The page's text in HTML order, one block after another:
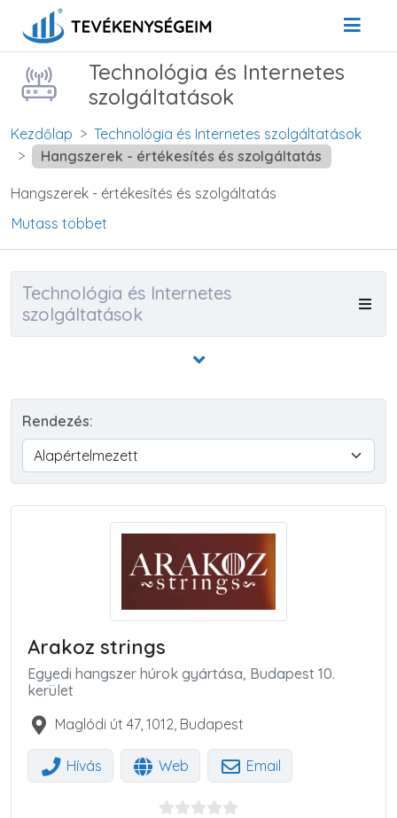
Technológia és Internetes
szolgáltatások
Kezdőlap
Technológia és Internetes szolgáltatások
Hangszerek - értékesítés és szolgáltatás
Hangszerek - értékesítés és szolgáltatás
Mutass többet
Technológia és Internetes
szolgáltatások
Rendezés:
Arakoz strings
Egyedi hangszer húrok gyártása, Budapest 10.
kerület
Maglódi út 47, 1012 Budapest
Hívás Web Email